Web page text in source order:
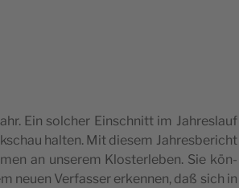
Ein sol­cher Ein­schnitt im Jah­res­lauf
hal­ten. Mit die­sem Jah­res­be­richt
an unse­rem Klos­ter­le­ben. Sie kön­
neu­en Ver­fas­ser erken­nen, daß sich in